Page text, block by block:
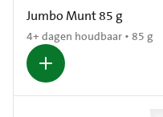
Jumbo Munt 85 g
4+ dagen houdbaar • 85 g